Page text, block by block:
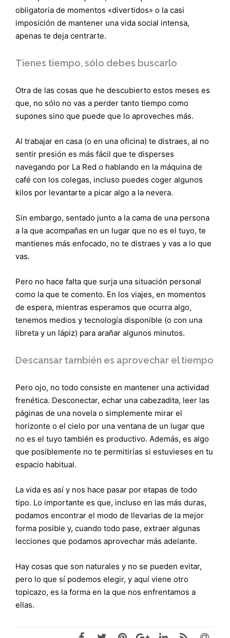
obligatoria de momentos «divertidos» o la casi
imposición de mantener una vida social intensa,
apenas te deja centrarte.
Tienes tiempo, sólo debes buscarlo
Otra de las cosas que he descubierto estos meses es
que, no sólo no vas a perder tanto tiempo como
supones sino que puede que lo aproveches más.
Al trabajar en casa (o en una oficina) te distraes, al no
sentir presión es más fácil que te disperses
navegando por La Red o hablando en la máquina de
café con los colegas, incluso puedes coger algunos
kilos por levantarte a picar algo a la nevera.
Sin embargo, sentado junto a la cama de una persona
a la que acompañas en un lugar que no es el tuyo, te
mantienes más enfocado, no te distraes y vas a lo que
vas.
Pero no hace falta que surja una situación personal
como la que te comento. En los viajes, en momentos
de espera, mientras esperamos que ocurra algo,
tenemos medios y tecnología disponible (o con una
libreta y un lápiz) para arañar algunos minutos.
Descansar también es aprovechar el tiempo
Pero ojo, no todo consiste en mantener una actividad
frenética. Desconectar, echar una cabezadita, leer las
páginas de una novela o simplemente mirar el
horizonte o el cielo por una ventana de un lugar que
no es el tuyo también es productivo. Además, es algo
que posiblemente no te permitirías si estuvieses en tu
espacio habitual.
La vida es así y nos hace pasar por etapas de todo
tipo. Lo importante es que, incluso en las más duras,
podamos encontrar el modo de llevarlas de la mejor
forma posible y, cuando todo pase, extraer algunas
lecciones que podamos aprovechar más adelante.
Hay cosas que son naturales y no se pueden evitar,
pero lo que sí podemos elegir, y aquí viene otro
topicazo, es la forma en la que nos enfrentamos a
ellas.